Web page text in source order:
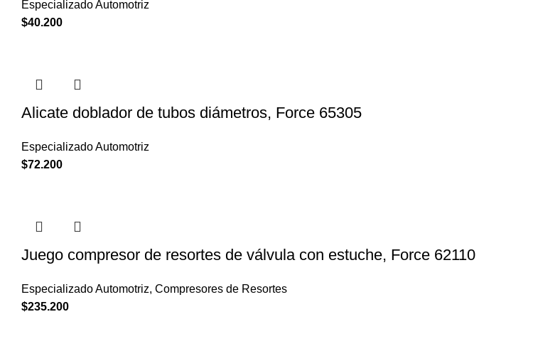
Especializado Automotriz
$40.200
Alicate doblador de tubos diámetros, Force 65305
Especializado Automotriz
$72.200
Juego compresor de resortes de válvula con estuche, Force 62110
Especializado Automotriz, Compresores de Resortes
$235.200